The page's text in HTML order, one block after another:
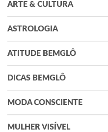
ARTE & CULTURA
ASTROLOGIA
ATITUDE BEMGLÔ
DICAS BEMGLÔ
MODA CONSCIENTE
MULHER VISÍVEL